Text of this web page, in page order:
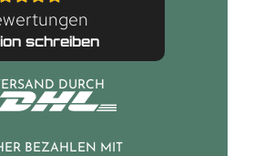
schreiben
DURCH
BEZAHLEN MIT